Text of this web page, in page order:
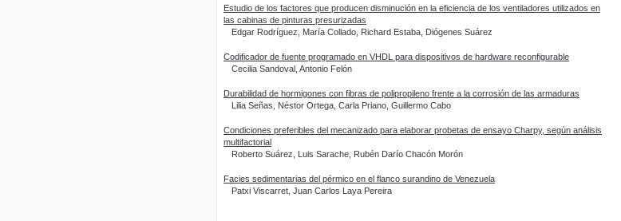
Estudio de los factores que producen disminución en la eficiencia de los ventiladores utilizados en
las cabinas de pinturas presurizadas
Edgar Rodríguez, María Collado, Richard Estaba, Diógenes Suárez
Codificador de fuente programado en VHDL para dispositivos de hardware reconfigurable
Cecilia Sandoval, Antonio Felón
Durabilidad de hormigones con fibras de polipropileno frente a la corrosión de las armaduras
Lilia Señas, Néstor Ortega, Carla Priano, Guillermo Cabo
Condiciones preferibles del mecanizado para elaborar probetas de ensayo Charpy, según análisis
multifactorial
Roberto Suárez, Luis Sarache, Rubén Darío Chacón Morón
Facies sedimentarias del pérmico en el flanco surandino de Venezuela
Patxi Viscarret, Juan Carlos Laya Pereira